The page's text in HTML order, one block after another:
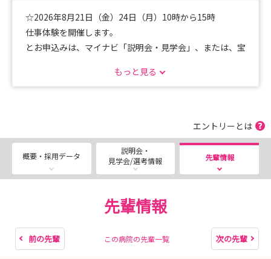
☆2026年8月21日（金）24日（月）10時から15時
仕事体験を開催します。
とお申込みは、マイナビ「説明会・見学会」、または、宝
病院の雰囲気を感じに来てください。
https://www.takarazuka-n.com/internship/
お待ちしています。
もっと見る
エントリーとは
概要・採用データ
説明会・
見学会/選考情報
先輩情報
先輩情報
前の先輩 この病院の先輩一覧 次の先輩